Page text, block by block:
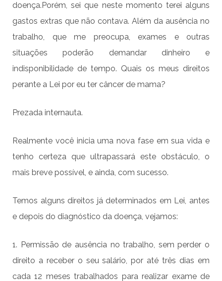
doença.Porém, sei que neste momento terei alguns
gastos extras que não contava. Além da ausência no
trabalho, que me preocupa, exames e outras
situações poderão demandar dinheiro e
indisponibilidade de tempo. Quais os meus direitos
perante a Lei por eu ter câncer de mama?
Prezada internauta.
Realmente você inicia uma nova fase em sua vida e
tenho certeza que ultrapassará este obstáculo, o
mais breve possível, e ainda, com sucesso.
Temos alguns direitos já determinados em Lei, antes
e depois do diagnóstico da doença, vejamos:
1. Permissão de ausência no trabalho, sem perder o
direito a receber o seu salário, por até três dias em
cada 12 meses trabalhados para realizar exame de